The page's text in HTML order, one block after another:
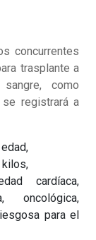
concurrentes
trasplante a
como
se registrará a
kilos,
cardíaca,
oncológica,
para el